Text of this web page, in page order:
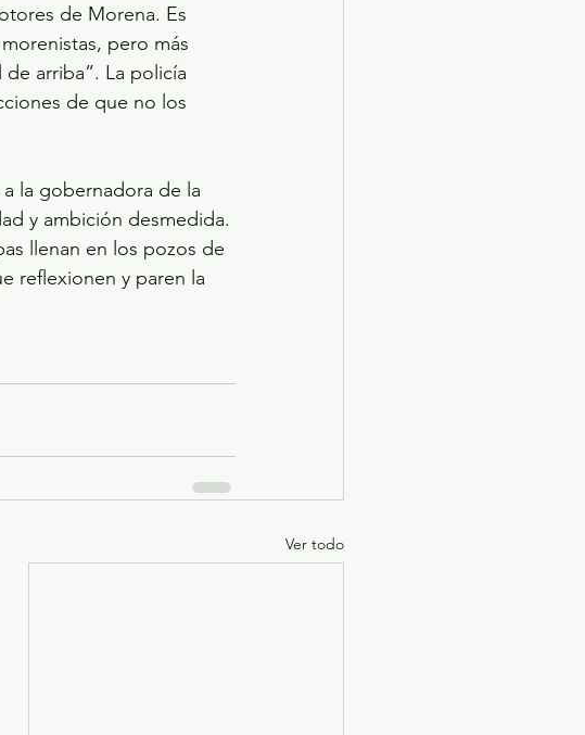
de Morena. Es
pero más
arriba”. La policía
de que no los
la gobernadora de la
y ambición desmedida.
llenan en los pozos de
reflexionen y paren la
Ver todo